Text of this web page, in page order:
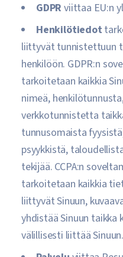
GDPR viittaa EU:n
Henkilötiedot
liittyvät tunnistettuun
henkilöön. GDPR:n
tarkoitetaan kaikkia
nimeä,
verkkotunnistetta
tunnusomaista
psyykkistä,
tekijää. CCPA:n
tarkoitetaan kaikkia
liittyvät Sinuun,
yhdistää Sinuun taikka
välillisesti liittää Sinuun.